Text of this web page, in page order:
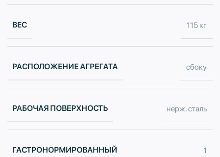
ВЕС 115 кг
РАСПОЛОЖЕНИЕ АГРЕГАТА сбоку
РАБОЧАЯ ПОВЕРХНОСТЬ нерж. сталь
ГАСТРОНОРМИРОВАННЫЙ 1